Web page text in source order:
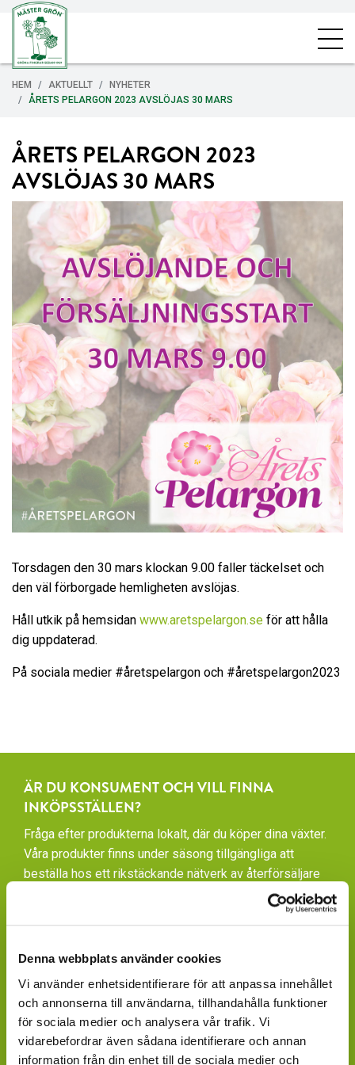
Denna webbplats använder cookies
Vi använder enhetsidentifierare för att anpassa innehållet
och annonserna till användarna, tillhandahålla funktioner
för sociala medier och analysera vår trafik. Vi
vidarebefordrar även sådana identifierare och annan
information från din enhet till de sociala medier och
HEM AKTUELLT
NYHETER
ÅRETS PELARGON 2023 AVSLÖJAS 30 MARS
ÅRETS PELARGON 2023
AVSLÖJAS 30 MARS
Torsdagen den 30 mars klockan 9.00 faller täckelset och
den väl förborgade hemligheten avslöjas.
Håll utkik på hemsidan www.aretspelargon.se för att hålla
dig uppdaterad.
På sociala medier #åretspelargon och #åretspelargon2023
ÄR DU KONSUMENT OCH VILL FINNA
INKÖPSSTÄLLEN?
Fråga efter produkterna lokalt, där du köper dina växter.
Våra produkter finns under säsong tillgängliga att
beställa hos ett rikstäckande nätverk av återförsäljare
GARDENCENTER: Blomsterlandet, Granngården,
fristående GardenCenter och Handelsträdgårdar.
LIVSMEDELSBUTIKER: Dagligvaruhandelskedjorna
tillhandahåller ett begränsat utbud.
BLOMSTERBUTIKER: Blomster- och Livsstilsbutiker